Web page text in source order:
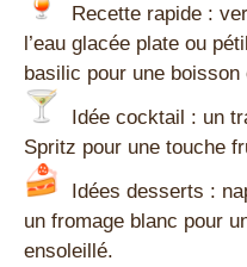
Recette rapide :
l’eau glacée plate ou
basilic pour une
Idée cocktail : un
Spritz pour une touche
Idées desserts :
un fromage blanc pour
ensoleillé.